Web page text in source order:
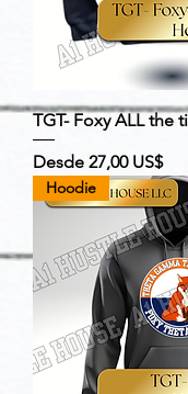
TGT- Foxy ALL the
Desde 27,00 US$
Precio de oferta
Hoodie